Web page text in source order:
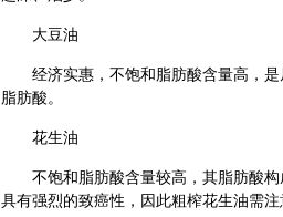
大豆油
经济实惠，不饱和脂肪酸含量高，
脂肪酸。
花生油
不饱和脂肪酸含量较高，其脂肪酸
具有强烈的致癌性，因此粗榨花生油需注